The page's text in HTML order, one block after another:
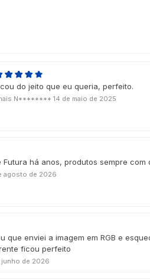
do jeito que eu queria, perfeito.
N******** 14 de maio de 2025
há anos, produtos sempre com
agosto de 2026
que enviei a imagem em RGB e
ficou perfeito
junho de 2026